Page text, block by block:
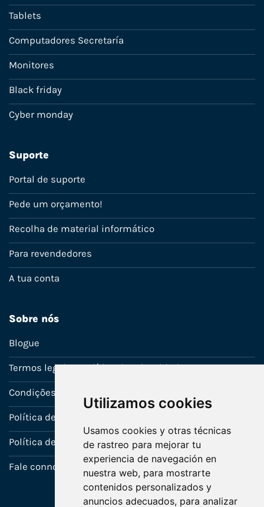
Utilizamos cookies
Usamos cookies y otras técnicas
de rastreo para mejorar tu
experiencia de navegación en
nuestra web, para mostrarte
contenidos personalizados y
anuncios adecuados, para analizar
Tablets
Computadores Secretaría
Monitores
Black friday
Cyber monday
Suporte
Portal de suporte
Pede um orçamento!
Recolha de material informático
Para revendedores
A tua conta
Sobre nós
Blogue
Termos legais e política de privacidade
Condições de venda
Política de Garantia
Política de utilização de cookies
Fale connosco